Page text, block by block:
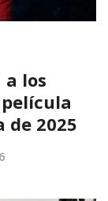
a los
2025